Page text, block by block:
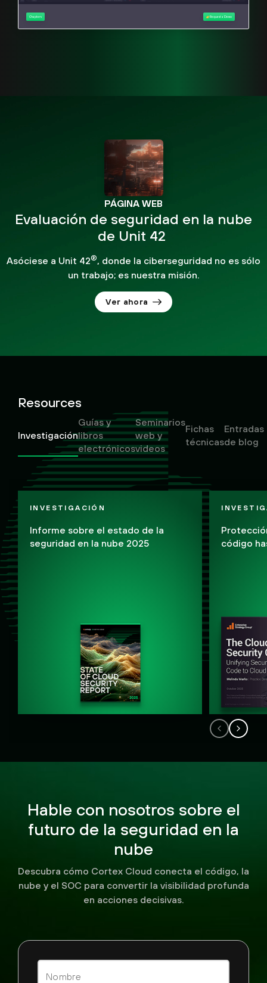
PÁGINA WEB
Evaluación de seguridad en la nube
de Unit 42
Asóciese a Unit 42®, donde la ciberseguridad no es sólo
un trabajo; es nuestra misión.
Ver ahora
Resources
Investigación
Guías y
libros
electrónicos
Seminarios
web y
videos
Fichas
técnicas
Entradas
de blog
INVESTIGACIÓN
Informe sobre el estado de la
seguridad en la nube 2025
código
Hable con nosotros sobre el
futuro de la seguridad en la
nube
Descubra cómo Cortex Cloud conecta el código, la
nube y el SOC para convertir la visibilidad profunda
en acciones decisivas.